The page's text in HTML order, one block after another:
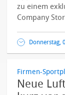
zu einem
Company
Donnerstag,
Firmen-
Neue